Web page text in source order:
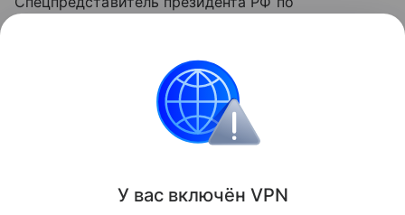
британского правительства. Еврокомиссар по
экономике Валдис Домбровскис 21 мая заявил,
что ослабление санкций со стороны Лондона
У вас включён VPN